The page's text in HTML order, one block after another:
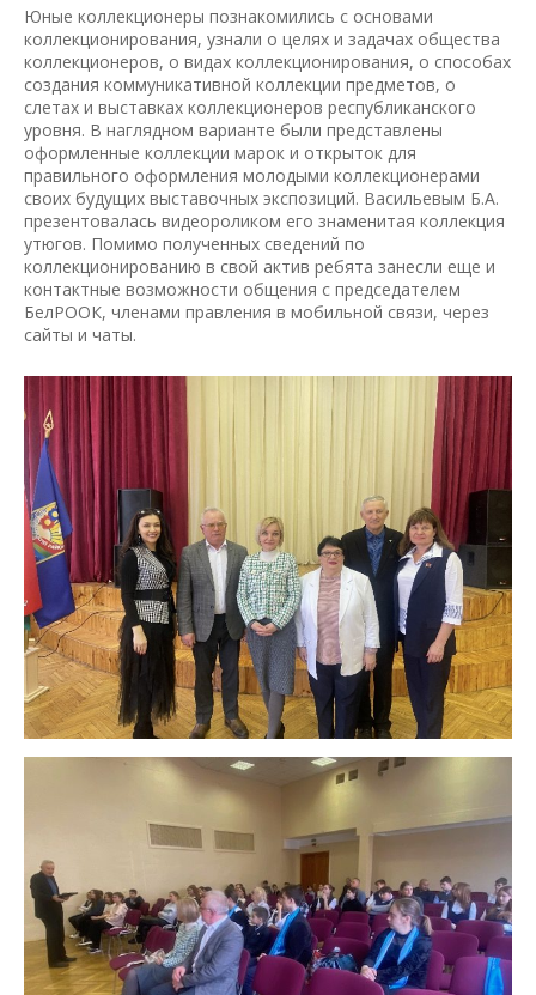
Юные коллекционеры познакомились с основами
коллекционирования, узнали о целях и задачах общества
коллекционеров, о видах коллекционирования, о способах
создания коммуникативной коллекции предметов, о
слетах и выставках коллекционеров республиканского
уровня. В наглядном варианте были представлены
оформленные коллекции марок и открыток для
правильного оформления молодыми коллекционерами
своих будущих выставочных экспозиций. Васильевым Б.А.
презентовалась видеороликом его знаменитая коллекция
утюгов. Помимо полученных сведений по
коллекционированию в свой актив ребята занесли еще и
контактные возможности общения с председателем
БелРООК, членами правления в мобильной связи, через
сайты и чаты.